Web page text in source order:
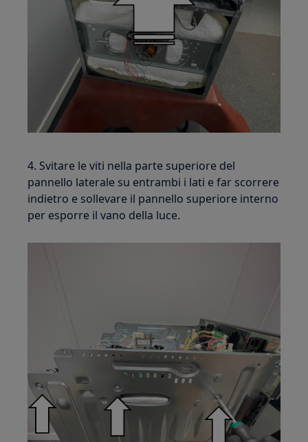
4. Svitare le viti nella parte superiore del
pannello laterale su entrambi i lati e far scorrere
indietro e sollevare il pannello superiore interno
per esporre il vano della luce.